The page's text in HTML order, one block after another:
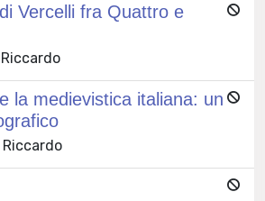
Vercelli fra Quattro e
la medievistica italiana: un